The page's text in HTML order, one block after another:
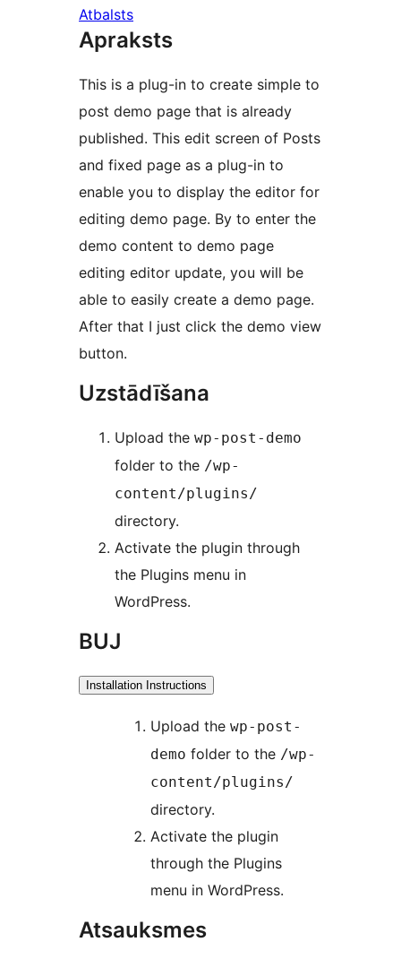
Atbalsts
Apraksts
This is a plug-in to create simple to
post demo page that is already
published. This edit screen of Posts
and fixed page as a plug-in to
enable you to display the editor for
editing demo page. By to enter the
demo content to demo page
editing editor update, you will be
able to easily create a demo page.
After that I just click the demo view
button.
Uzstādīšana
Upload the wp-post-demo
folder to the /wp-
content/plugins/
directory.
Activate the plugin through
the Plugins menu in
WordPress.
BUJ
Installation Instructions
Upload the wp-post-
demo folder to the /wp-
content/plugins/
directory.
Activate the plugin
through the Plugins
menu in WordPress.
Atsauksmes